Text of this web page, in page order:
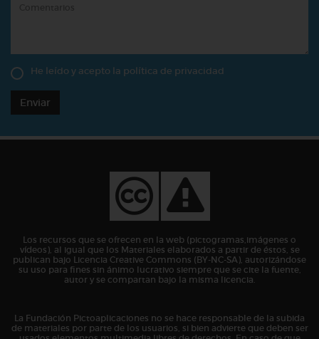
He leído y acepto la política de privacidad
Enviar
Los recursos que se ofrecen en la web (pictogramas,imágenes o
vídeos), al igual que los Materiales elaborados a partir de éstos, se
publican bajo Licencia Creative Commons (BY-NC-SA), autorizándose
su uso para fines sin ánimo lucrativo siempre que se cite la fuente,
autor y se compartan bajo la misma licencia.
La Fundación Pictoaplicaciones no se hace responsable de la subida
de materiales por parte de los usuarios, si bien advierte que deben ser